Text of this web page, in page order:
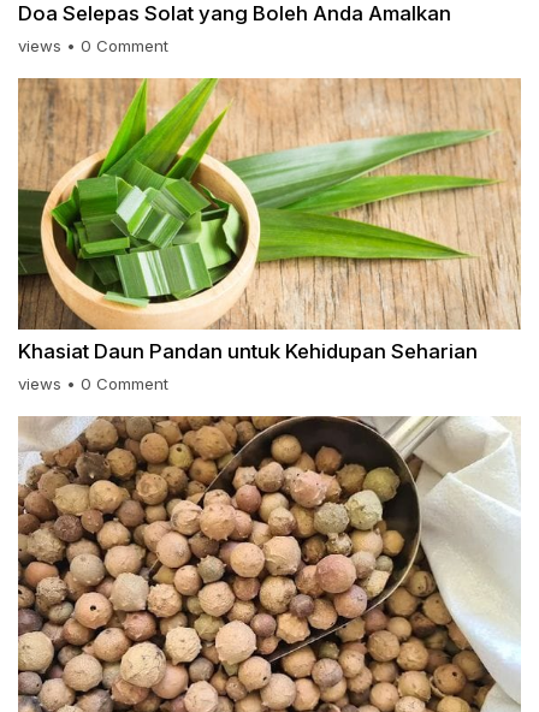
Doa Selepas Solat yang Boleh Anda Amalkan
views • 0 Comment
Khasiat Daun Pandan untuk Kehidupan Seharian
views • 0 Comment